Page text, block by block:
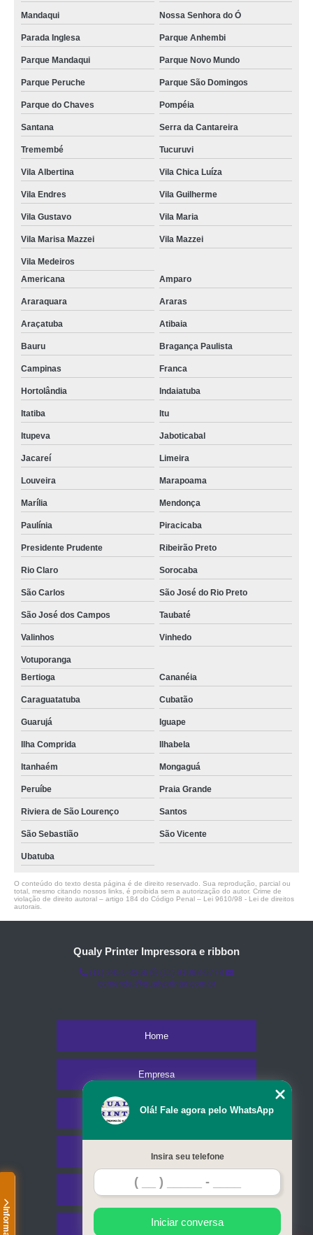
Mandaqui Nossa Senhora do Ó
Parada Inglesa Parque Anhembi
Parque Mandaqui Parque Novo Mundo
Parque Peruche Parque São Domingos
Parque do Chaves Pompéia
Santana Serra da Cantareira
Tremembé Tucuruvi
Vila Albertina Vila Chica Luíza
Vila Endres Vila Guilherme
Vila Gustavo Vila Maria
Vila Marisa Mazzei Vila Mazzei
Vila Medeiros
Americana
Amparo
Araraquara Araras
Araçatuba Atibaia
Bauru Bragança Paulista
Campinas Franca
Hortolândia Indaiatuba
Itatiba Itu
Itupeva Jaboticabal
Jacareí Limeira
Louveira Marapoama
Marília Mendonça
Paulínia Piracicaba
Presidente Prudente Ribeirão Preto
Rio Claro Sorocaba
São Carlos São José do Rio Preto
São José dos Campos Taubaté
Valinhos Vinhedo
Votuporanga
Bertioga
Cananéia
Caraguatatuba Cubatão
Guarujá Iguape
Ilha Comprida Ilhabela
Itanhaém Mongaguá
Peruíbe Praia Grande
Riviera de São Lourenço Santos
São Sebastião São Vicente
Ubatuba
O conteúdo do texto desta página é de direito reservado. Sua reprodução, parcial ou
total, mesmo citando nossos links, é proibida sem a autorização do autor. Crime de
violação de direito autoral – artigo 184 do Código Penal – Lei 9610/98 - Lei de direitos
autorais
Qualy Printer Impressora e ribbon
(11) 3451-3366
(11) 91098-5778
comercial@qualyprinter.com.br
Home
Empresa
Missão
Serviços
Contato
Mapa do site
Olá! Fale agora pelo WhatsApp
Insira seu telefone
Iniciar conversa